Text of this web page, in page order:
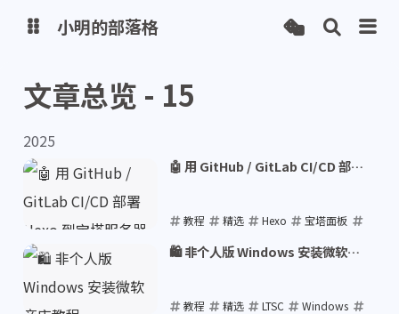
博客
网盘
小明的部落格
文章总览 - 15
2025
🤖 用 GitHub / GitLab CI/CD 部署
教程 精选 Hexo
宝塔面板
CI/CD
🛍️ 非个人版 Windows 安装微软商
教程 精选 LTSC
Windows